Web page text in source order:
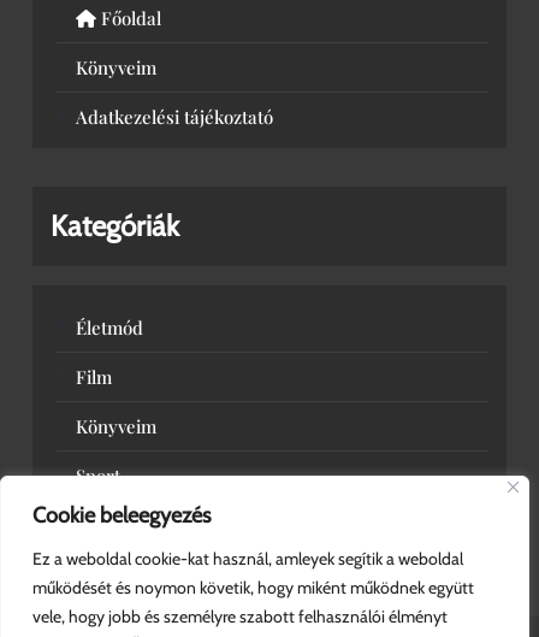
Cookie beleegyezés
Ez a weboldal cookie-kat használ, amleyek segítik a weboldal
működését és noymon követik, hogy miként működnek együtt
vele, hogy jobb és személyre szabott felhasználói élményt
Főoldal
Könyveim
Adatkezelési tájékoztató
Kategóriák
Életmód
Film
Könyveim
Sport
Zene